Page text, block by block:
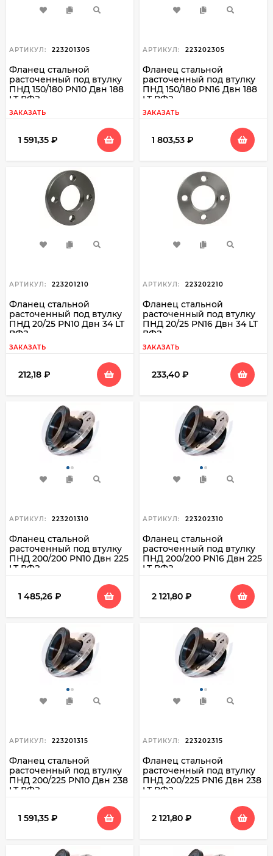
АРТИКУЛ: 223201305
Фланец стальной
расточенный под втулку
ПНД 150/180 PN10 Двн 188
LT ВФЗ
ЗАКАЗАТЬ
1 591,35 ₽
АРТИКУЛ: 223202305
Фланец стальной
расточенный под втулку
ПНД 150/180 PN16 Двн 188
LT ВФЗ
ЗАКАЗАТЬ
1 803,53 ₽
АРТИКУЛ: 223201210
Фланец стальной
расточенный под втулку
ПНД 20/25 PN10 Двн 34 LT
ВФЗ
ЗАКАЗАТЬ
212,18 ₽
АРТИКУЛ: 223202210
Фланец стальной
расточенный под втулку
ПНД 20/25 PN16 Двн 34 LT
ВФЗ
ЗАКАЗАТЬ
233,40 ₽
АРТИКУЛ: 223201310
Фланец стальной
расточенный под втулку
ПНД 200/200 PN10 Двн 225
LT ВФЗ
1 485,26 ₽
АРТИКУЛ: 223202310
Фланец стальной
расточенный под втулку
ПНД 200/200 PN16 Двн 225
LT ВФЗ
2 121,80 ₽
АРТИКУЛ: 223201315
Фланец стальной
расточенный под втулку
ПНД 200/225 PN10 Двн 238
LT ВФЗ
1 591,35 ₽
АРТИКУЛ: 223202315
Фланец стальной
расточенный под втулку
ПНД 200/225 PN16 Двн 238
LT ВФЗ
2 121,80 ₽